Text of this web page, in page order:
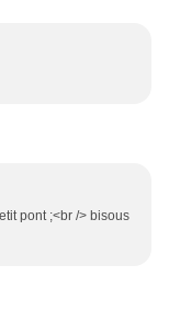
pont ;<br /> bisous